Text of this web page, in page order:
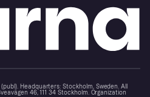
Headquarters: Stockholm, Sweden. All
46, 111 34 Stockholm. Organization